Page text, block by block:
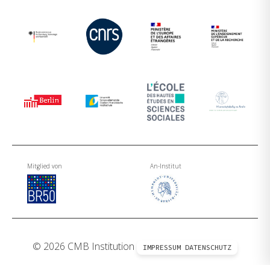
Mitglied von An-Institut
© 2026 CMB Institution IMPRESSUM DATENSCHUTZ